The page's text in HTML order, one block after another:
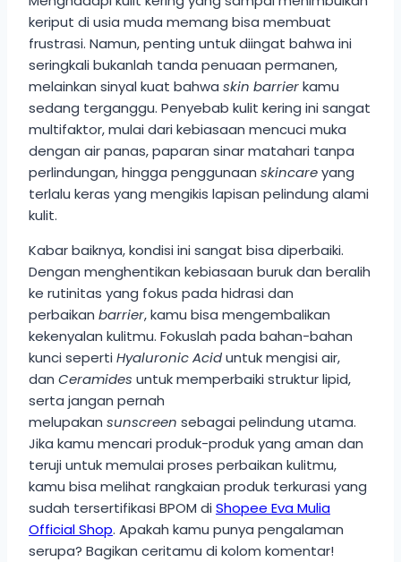
keriput di usia muda memang bisa membuat
frustrasi. Namun, penting untuk diingat bahwa ini
seringkali bukanlah tanda penuaan permanen,
melainkan sinyal kuat bahwa skin barrierkamu
sedang terganggu. Penyebab kulit kering ini sangat
multifaktor, mulai dari kebiasaan mencuci muka
dengan air panas, paparan sinar matahari tanpa
perlindungan, hingga penggunaan skincareyang
terlalu keras yang mengikis lapisan pelindung alami
kulit.
Kabar baiknya, kondisi ini sangat bisa diperbaiki.
Dengan menghentikan kebiasaan buruk dan beralih
ke rutinitas yang fokus pada hidrasi dan
perbaikan barrier, kamu bisa mengembalikan
kekenyalan kulitmu. Fokuslah pada bahan-bahan
kunci seperti Hyaluronic Aciduntuk mengisi air,
dan Ceramides untuk memperbaiki struktur lipid,
serta jangan pernah
melupakan sunscreen sebagai pelindung utama.
Jika kamu mencari produk-produk yang aman dan
teruji untuk memulai proses perbaikan kulitmu,
kamu bisa melihat rangkaian produk terkurasi yang
sudah tersertifikasi BPOM di Shopee Eva Mulia
Official Shop. Apakah kamu punya pengalaman
serupa? Bagikan ceritamu di kolom komentar!